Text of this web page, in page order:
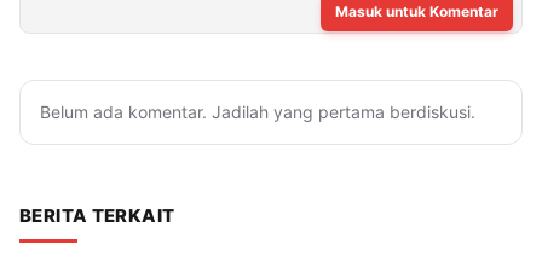
Masuk untuk Komentar
Belum ada komentar. Jadilah yang pertama berdiskusi.
BERITA TERKAIT